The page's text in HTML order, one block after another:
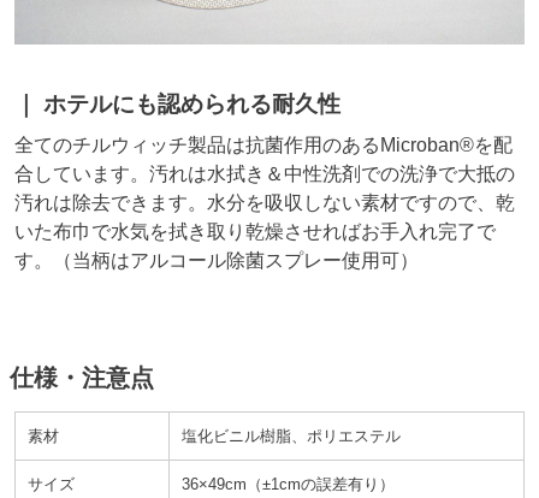
ホテルにも認められる耐久性
全てのチルウィッチ製品は抗菌作用のあるMicroban®を配
合しています。汚れは水拭き＆中性洗剤での洗浄で大抵の
汚れは除去できます。水分を吸収しない素材ですので、乾
いた布巾で水気を拭き取り乾燥させればお手入れ完了で
す。
当柄はアルコール除菌スプレー使用可
仕様・注意点
素材 塩化ビニル樹脂、ポリエステル
サイズ 36×49cm ±1cmの誤差有り